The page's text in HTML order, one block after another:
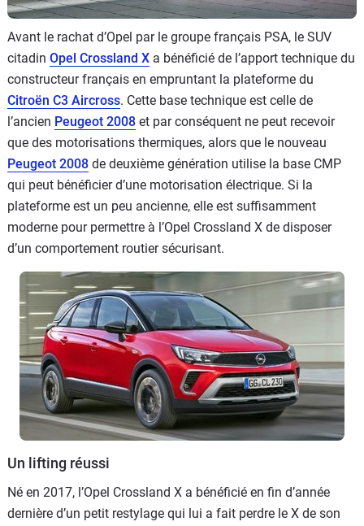
Avant le rachat d’Opel par le groupe français PSA, le SUV
citadin Opel Crossland X a bénéficié de l’apport technique du
constructeur français en empruntant la plateforme du
Citroën C3 Aircross. Cette base technique est celle de
l’ancien Peugeot 2008 et par conséquent ne peut recevoir
que des motorisations thermiques, alors que le nouveau
Peugeot 2008 de deuxième génération utilise la base CMP
qui peut bénéficier d’une motorisation électrique. Si la
plateforme est un peu ancienne, elle est suffisamment
moderne pour permettre à l’Opel Crossland X de disposer
d’un comportement routier sécurisant.
Un lifting réussi
Né en 2017, l’Opel Crossland X a bénéficié en fin d’année
dernière d’un petit restylage qui lui a fait perdre le X de son